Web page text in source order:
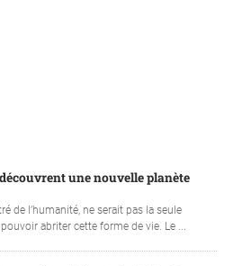
une nouvelle planète
de l’humanité, ne serait pas la seule
pouvoir abriter cette forme de vie. Le ...